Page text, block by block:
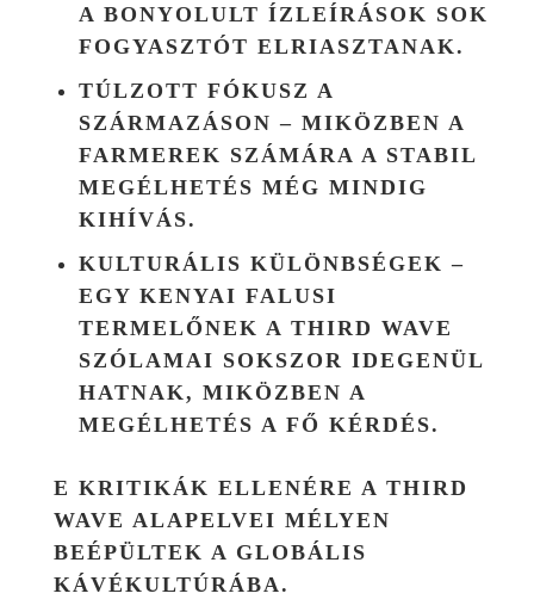
A BONYOLULT ÍZLEÍRÁSOK SOK
FOGYASZTÓT ELRIASZTANAK.
TÚLZOTT FÓKUSZ A
SZÁRMAZÁSON – MIKÖZBEN A
FARMEREK SZÁMÁRA A STABIL
MEGÉLHETÉS MÉG MINDIG
KIHÍVÁS.
KULTURÁLIS KÜLÖNBSÉGEK –
EGY KENYAI FALUSI
TERMELŐNEK A THIRD WAVE
SZÓLAMAI SOKSZOR IDEGENÜL
HATNAK, MIKÖZBEN A
MEGÉLHETÉS A FŐ KÉRDÉS.
E KRITIKÁK ELLENÉRE A THIRD
WAVE ALAPELVEI MÉLYEN
BEÉPÜLTEK A GLOBÁLIS
KÁVÉKULTÚRÁBA.